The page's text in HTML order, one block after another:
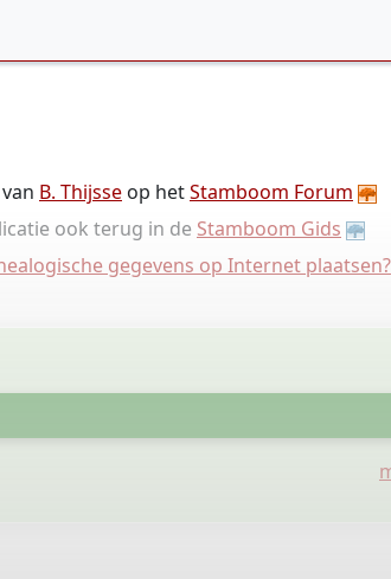
B. Thijsse op hetStamboom Forum
ook terug in de Stamboom Gids
gegevens op Internet plaatsen?